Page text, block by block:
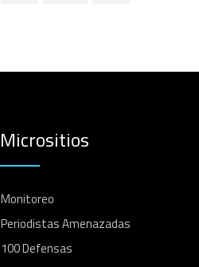
Micrositios
Monitoreo
Periodistas Amenazadas
100 Defensas